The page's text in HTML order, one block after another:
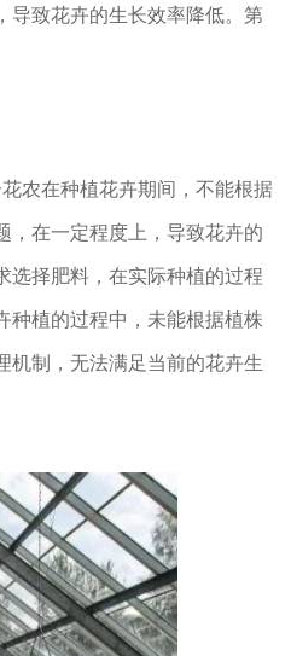
导致花卉的生长效率降低。第
农在种植花卉期间，不能根据
，在一定程度上，导致花卉的
选择肥料，在实际种植的过程
种植的过程中，未能根据植株
机制，无法满足当前的花卉生